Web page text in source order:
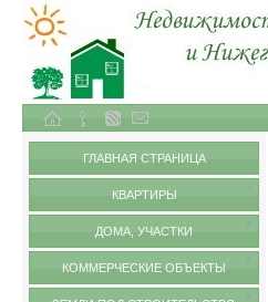
ГЛАВНАЯ СТРАНИЦА
КВАРТИРЫ
ДОМА, УЧАСТКИ
КОММЕРЧЕСКИЕ ОБЪЕКТЫ